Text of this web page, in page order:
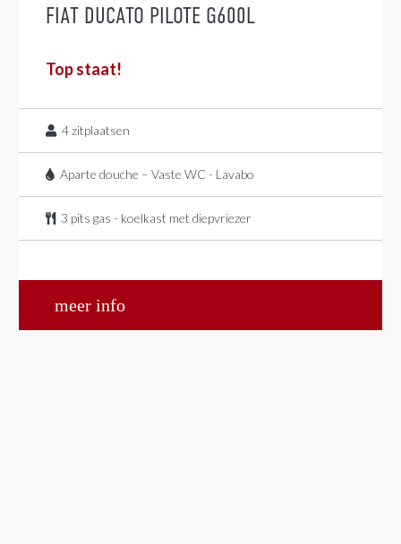
FIAT DUCATO PILOTE G600L
Top staat!
4zitplaatsen
Aparte douche – Vaste WC - Lavabo
3 pits gas - koelkast met diepvriezer
meer info